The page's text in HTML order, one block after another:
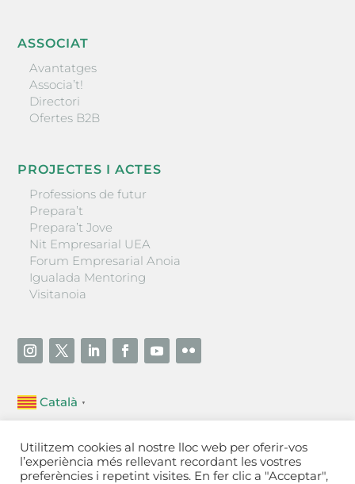
ASSOCIAT
Avantatges
Associa’t!
Directori
Ofertes B2B
PROJECTES I ACTES
Professions de futur
Prepara’t
Prepara’t Jove
Nit Empresarial UEA
Forum Empresarial Anoia
Igualada Mentoring
Visitanoia
Català ▼
Unió Empresarial de l’Anoia (UEA)
Ctra. de Manresa, 131, 08700 – Igualada(Barcelona)
Tel 93 805 22 92
Utilitzem cookies al nostre lloc web per oferir-vos
l’experiència més rellevant recordant les vostres
preferències i repetint visites. En fer clic a "Acceptar",